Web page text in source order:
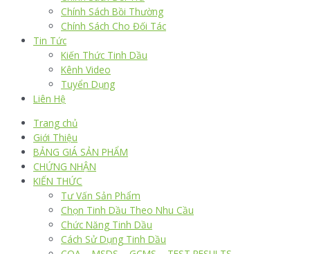
Chính Sách Bồi Thường
Chính Sách Cho Đối Tác
Tin Tức
Kiến Thức Tinh Dầu
Kênh Video
Tuyển Dụng
Liên Hệ
Trang chủ
Giới Thiệu
BẢNG GIÁ SẢN PHẨM
CHỨNG NHẬN
KIẾN THỨC
Tư Vấn Sản Phẩm
Chọn Tinh Dầu Theo Nhu Cầu
Chức Năng Tinh Dầu
Cách Sử Dụng Tinh Dầu